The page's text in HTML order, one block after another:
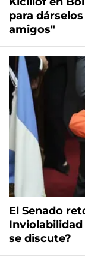
para
amigos"
El Senado
Inviolabilidad
se discute?